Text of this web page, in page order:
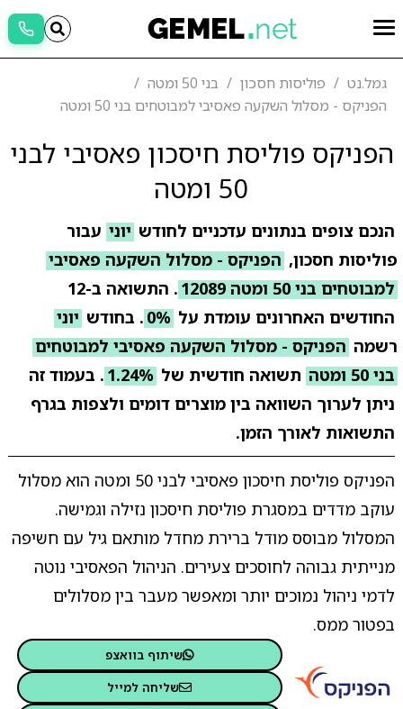
גמל.נט פוליסות חסכון
בני 50 ומטה
הפניקס - מסלול השקעה פאסיבי למבוטחים בני 50 ומטה
הפניקס פוליסת חיסכון פאסיבי לבני
50 ומטה
הנכם צופים בנתונים עדכניים לחודש יוני עבור
פוליסות חסכון, הפניקס - מסלול השקעה פאסיבי
למבוטחים בני 50 ומטה 12089
. התשואה ב-12
החודשים האחרונים עומדת על 0% . בחודש יוני
רשמה הפניקס - מסלול השקעה פאסיבי למבוטחים
בני 50 ומטה
תשואה חודשית של 1.24% . בעמוד זה
ניתן לערוך השוואה בין מוצרים דומים ולצפות בגרף
התשואות לאורך הזמן.
הפניקס פוליסת חיסכון פאסיבי לבני 50 ומטה הוא מסלול
עוקב מדדים במסגרת פוליסת חיסכון נזילה וגמישה.
המסלול מבוסס מודל ברירת מחדל מותאם גיל עם חשיפה
מנייתית גבוהה לחוסכים צעירים. הניהול הפאסיבי נוטה
לדמי ניהול נמוכים יותר ומאפשר מעבר בין מסלולים
בפטור ממס.
שיתוף בוואצפ
שליחה למייל